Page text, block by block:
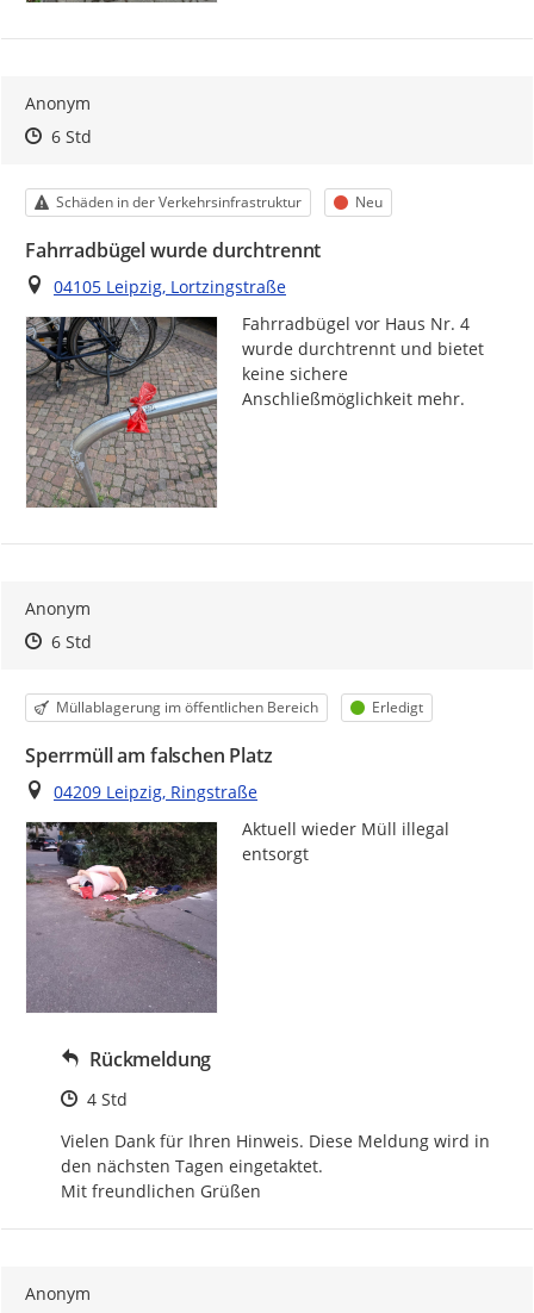
Anonym
Zeitpunkt des Erstellens
Zeitpunkt des Erstellens
6 StdZur Äußerung
Kategorie
Schäden in der Verkehrsinfrastruktur Status
Neu
Fahrradbügel wurde durchtrennt
Ort
04105 Leipzig, Lortzingstraße
Fahrradbügel vor Haus Nr. 4
wurde durchtrennt und bietet
keine sichere
Anschließmöglichkeit mehr.
Anonym
Zeitpunkt des Erstellens
Zeitpunkt des Erstellens
6 StdZur Äußerung
Kategorie
Müllablagerung im öffentlichen Bereich Status
Erledigt
Sperrmüll am falschen Platz
Ort
04209 Leipzig, Ringstraße
Aktuell wieder Müll illegal
entsorgt
Rückmeldung
Zeitpunkt des Erstellens
4 Std
Vielen Dank für Ihren Hinweis. Diese Meldung wird in
den nächsten Tagen eingetaktet.
Mit freundlichen Grüßen
Anonym